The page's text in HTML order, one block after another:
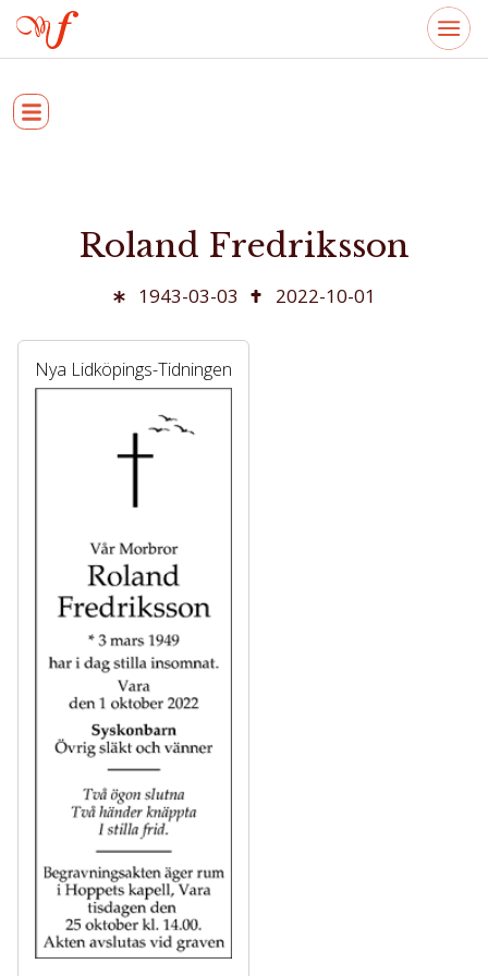
Roland Fredriksson
1943-03-03 2022-10-01
Nya Lidköpings-Tidningen